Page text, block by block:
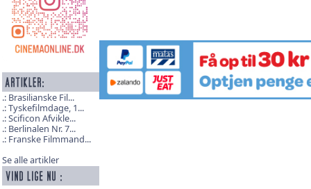
Brasilianske Fil...
Tyskefilmdage, 1...
Scificon Afvikle...
Berlinalen Nr. 7...
Franske Filmmand...
Se alle artikler